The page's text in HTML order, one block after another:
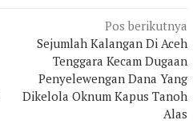
Pos berikutnya
Sejumlah Kalangan Di Aceh
Tenggara Kecam Dugaan
Penyelewengan Dana Yang
Dikelola Oknum Kapus Tanoh
Alas